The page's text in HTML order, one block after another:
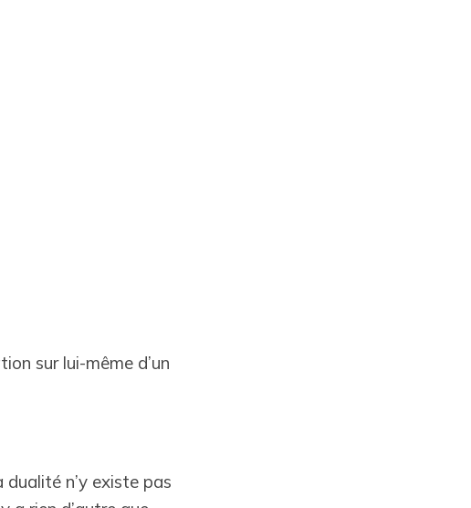
sur lui-même d’un
dualité n’y existe pas